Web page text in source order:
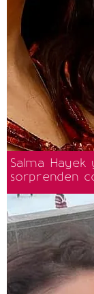
Salma Hayek
sorprenden